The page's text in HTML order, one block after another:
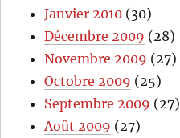
Janvier 2010 (30)
Décembre 2009 (28)
Novembre 2009 (27)
Octobre 2009 (25)
Septembre 2009 (27)
Août 2009 (27)